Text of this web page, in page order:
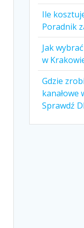
Ile
Poradnik
Jak
w
Gdzie
kanałowe
Sprawdź